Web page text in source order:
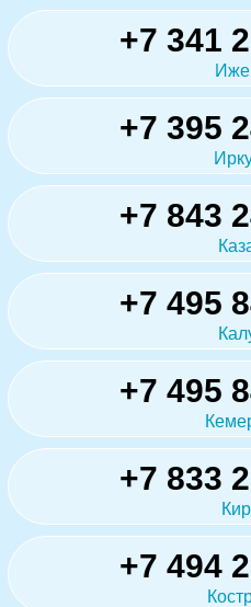
+7 341
+7 395
+7 843
+7 495
+7 495
+7 833
+7 494